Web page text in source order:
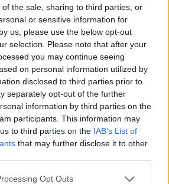
the sale, sharing to third parties, or
or sensitive information for
us, please use the below opt-out
selection. Please note that after your
you may continue seeing
on personal information utilized by
disclosed to third parties prior to
separately opt-out of the further
information by third parties on the
participants. This information may
to third parties on the IAB’s List of
that may further disclose it to other
Opt Outs
euros, a los que se suman los
en los Presupuestos
Autónoma de Canarias.
permitirá al Consejo Social,
un plan de actuación
el papel de este órgano
económica, gobernanza
social de la ULPGC.
del Consejo Social, Miguel
a los miembros del pleno que
un hito importante en el
de Canarias con la previsible
la nueva Ley de Consejos